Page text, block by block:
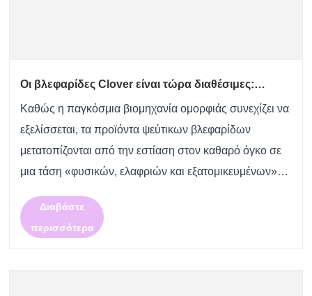
Οι βλεφαρίδες Clover είναι τώρα διαθέσιμες:
συνδυάζει φυσικότητα και εκλέπτυνση
Καθώς η παγκόσμια βιομηχανία ομορφιάς συνεχίζει να
εξελίσσεται, τα προϊόντα ψεύτικων βλεφαρίδων
μετατοπίζονται από την εστίαση στον καθαρό όγκο σε
μια τάση «φυσικών, ελαφριών και εξατομικευμένων»
Clover Lashes - κυκλοφόρησε επίσημα, προσφέροντας
στους ......
Διαβάστε
περισσότερα